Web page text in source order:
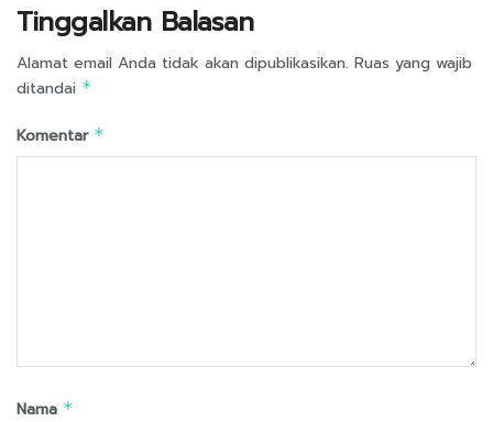
Tinggalkan Balasan
Alamat email Anda tidak akan dipublikasikan. Ruas yang wajib
ditandai *
Komentar *
Nama *